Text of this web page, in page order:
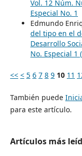
Vol. 12 Núm.
Especial No. 1
Edmundo
del tipo en el
Desarrollo
No. Especial 1
<< < 5 6 7 8 9 10 11
También puede
para este artículo.
Artículos más